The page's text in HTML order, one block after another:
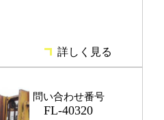
詳しく見る
問い合わせ番号
FL-40320